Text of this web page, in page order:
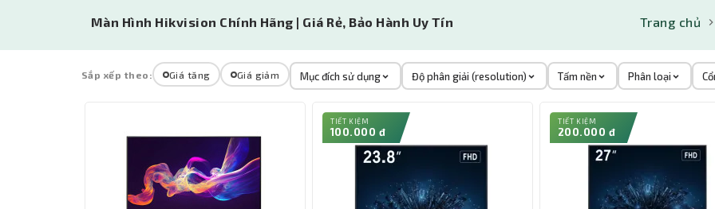
Màn Hình Hikvision Chính Hãng | Giá Rẻ, Bảo Hành Uy Tín Trang chủ
Sắp xếp theo: Giá tăng Giá giảm Mục đích sử dụng Độ phân giải (resolution) Tấm nền Phân loại
TIẾT KIỆM
100.000 đ
TIẾT KIỆM
200.000 đ